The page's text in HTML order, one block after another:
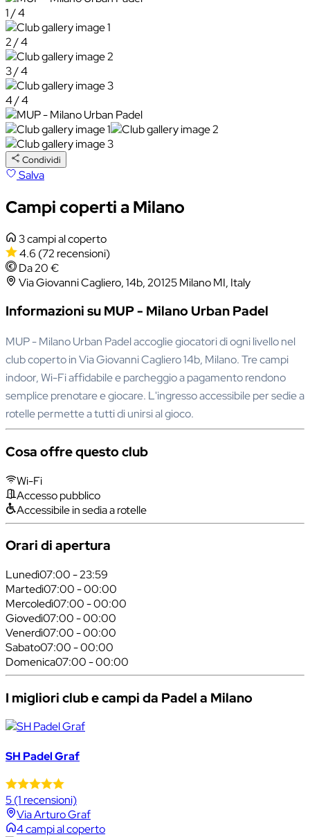
1 / 4
2 / 4
3 / 4
4 / 4
Condividi
Salva
Campi coperti a Milano
3 campi al coperto
4.6 (72 recensioni)
Da 20 €
Via Giovanni Cagliero, 14b, 20125 Milano MI, Italy
Informazioni su MUP - Milano Urban Padel
MUP - Milano Urban Padel accoglie giocatori di ogni livello nel
club coperto in Via Giovanni Cagliero 14b, Milano. Tre campi
indoor, Wi-Fi affidabile e parcheggio a pagamento rendono
semplice prenotare e giocare. L'ingresso accessibile per sedie a
rotelle permette a tutti di unirsi al gioco.
Cosa offre questo club
Wi-Fi
Accesso pubblico
Accessibile in sedia a rotelle
Orari di apertura
Lunedì07:00 - 23:59
Martedì07:00 - 00:00
Mercoledì07:00 - 00:00
Giovedì07:00 - 00:00
Venerdì07:00 - 00:00
Sabato07:00 - 00:00
Domenica07:00 - 00:00
I migliori club e campi da Padel a Milano
SH Padel Graf
5(1 recensioni)
Via Arturo Graf
4 campi al coperto